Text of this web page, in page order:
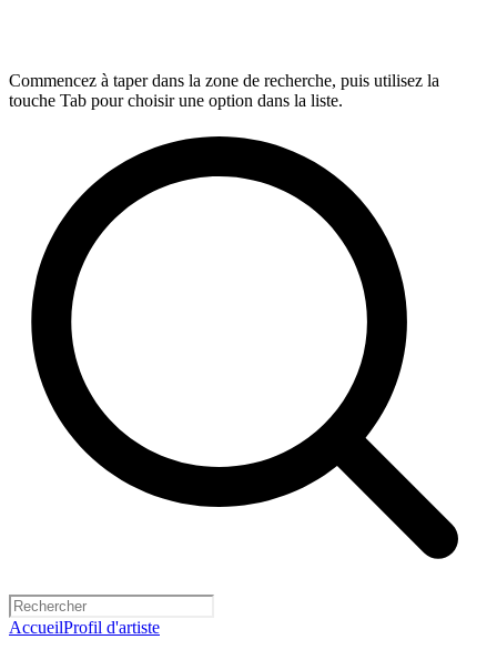
Commencez à taper dans la zone de recherche, puis utilisez la
touche Tab pour choisir une option dans la liste.
AccueilProfil d'artiste